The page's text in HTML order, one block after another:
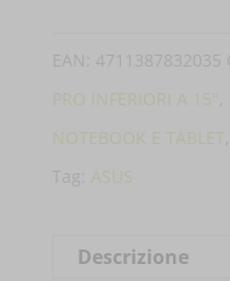
PRO INFERIORI A 15"
NOTEBOOK E TABLET
Tag:ASUS
Descrizione